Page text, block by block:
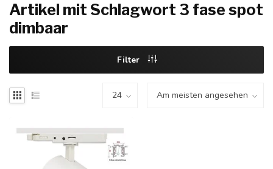
Artikel mit Schlagwort 3 fase spot
dimbaar
Filter